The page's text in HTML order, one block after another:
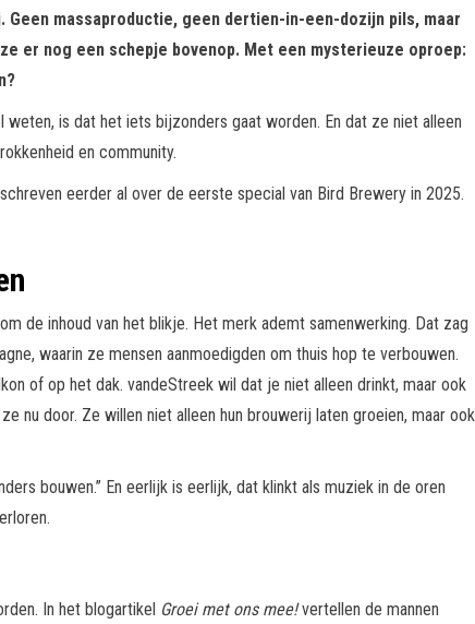
massaproductie, geen dertien-in-een-dozijn pils, maar
er nog een schepje bovenop. Met een mysterieuze oproep:
is dat het iets bijzonders gaat worden. En dat ze niet alleen
en community.
eerder al over de eerste special van Bird Brewery in 2025.
de inhoud van het blikje. Het merk ademt samenwerking. Dat zag
waarin ze mensen aanmoedigden om thuis hop te verbouwen.
of op het dak. vandeStreek wil dat je niet alleen drinkt, maar ook
nu door. Ze willen niet alleen hun brouwerij laten groeien, maar ook
bouwen.” En eerlijk is eerlijk, dat klinkt als muziek in de oren
In het blogartikel Groei met ons mee!vertellen de mannen